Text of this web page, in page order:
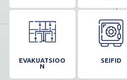
EVAKUATSIOO
N
SEIFID